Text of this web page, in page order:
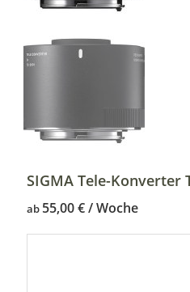
SIGMA Tele-Konverter
ab 55,00€